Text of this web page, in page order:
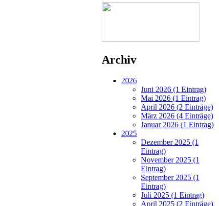
Archiv
2026
Juni 2026 (1 Eintrag)
Mai 2026 (1 Eintrag)
April 2026 (2 Einträge)
März 2026 (4 Einträge)
Januar 2026 (1 Eintrag)
2025
Dezember 2025 (1
Eintrag)
November 2025 (1
Eintrag)
September 2025 (1
Eintrag)
Juli 2025 (1 Eintrag)
April 2025 (2 Einträge)